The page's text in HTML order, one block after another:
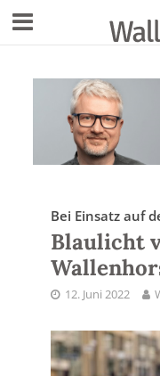
Bei Einsatz auf
Blaulicht
12. Juni 2022